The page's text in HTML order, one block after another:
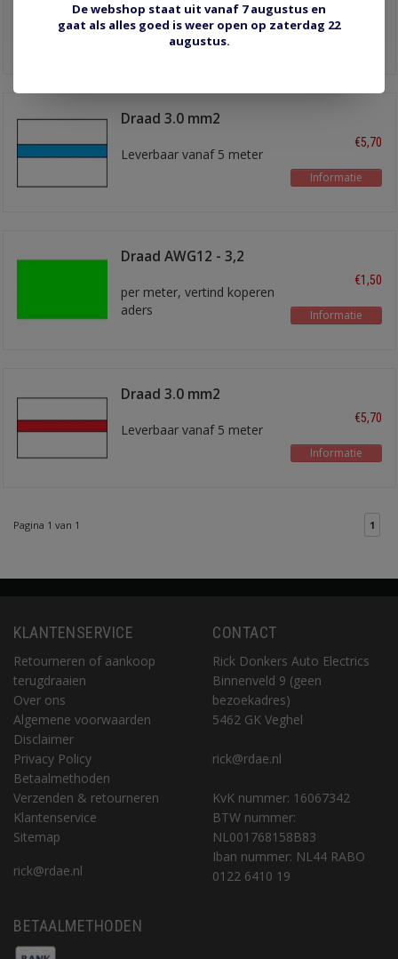
Leverbaar vanaf 5 meter
Draad 3.0 mm2
Leverbaar vanaf 5 meter
€5,70
Informatie
Draad AWG12 - 3,2
per meter, vertind koperen
aders
€1,50
Informatie
Draad 3.0 mm2
Leverbaar vanaf 5 meter
€5,70
Informatie
Pagina 1 van 1 1
KLANTENSERVICE
Retourneren of aankoop
terugdraaien
Over ons
Algemene voorwaarden
Disclaimer
Privacy Policy
Betaalmethoden
Verzenden & retourneren
Klantenservice
Sitemap
rick@rdae.nl
CONTACT
Rick Donkers Auto Electrics
Binnenveld 9 (geen
bezoekadres)
5462 GK Veghel
rick@rdae.nl
KvK nummer: 16067342
BTW nummer:
NL001768158B83
Iban nummer: NL44 RABO
0122 6410 19
BETAALMETHODEN
De webshop staat uit vanaf 7 augustus en
gaat als alles goed is weer open op zaterdag 22
augustus.